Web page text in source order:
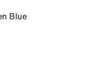
Blue